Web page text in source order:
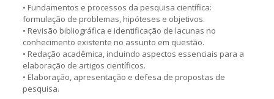
• Fundamentos e processos da pesquisa científica:
formulação de problemas, hipóteses e objetivos.
• Revisão bibliográfica e identificação de lacunas no
conhecimento existente no assunto em questão.
• Redação acadêmica, incluindo aspectos essenciais para a
elaboração de artigos científicos.
• Elaboração, apresentação e defesa de propostas de
pesquisa.